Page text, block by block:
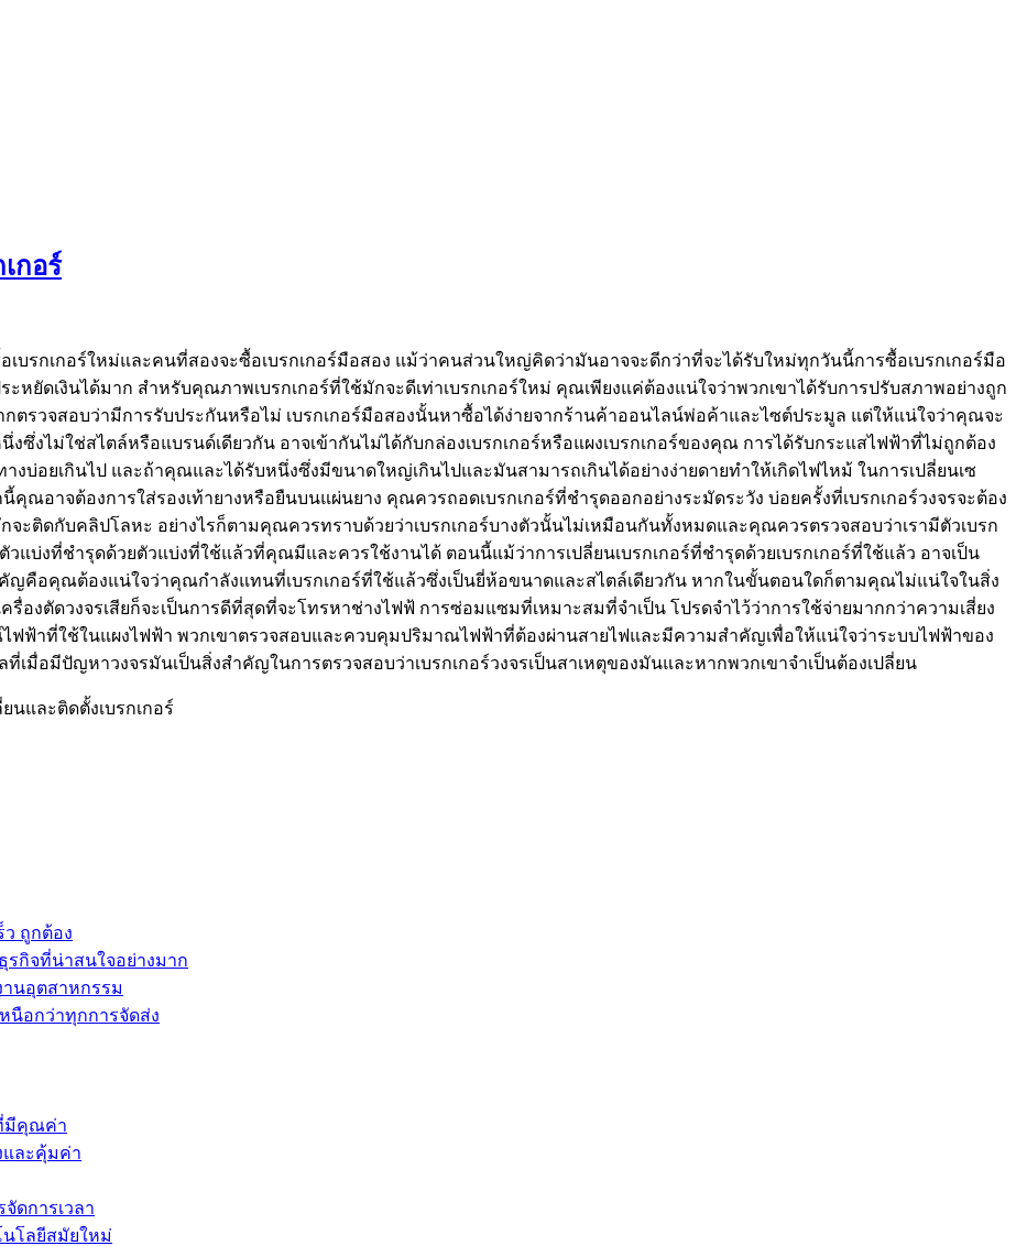
กอร์
เบรกเกอร์ใหม่และคนที่สองจะซื้อเบรกเกอร์มือสอง แม้ว่าคนส่วนใหญ่คิดว่ามันอาจจะดีกว่าที่จะได้รับใหม่ทุกวันนี้การซื้อเบรกเกอร์มือ
ะหยัดเงินได้มาก สำหรับคุณภาพเบรกเกอร์ที่ใช้มักจะดีเท่าเบรกเกอร์ใหม่ คุณเพียงแค่ต้องแน่ใจว่าพวกเขาได้รับการปรับสภาพอย่างถูก
ตรวจสอบว่ามีการรับประกันหรือไม่ เบรกเกอร์มือสองนั้นหาซื้อได้ง่ายจากร้านค้าออนไลน์พ่อค้าและไซต์ประมูล แต่ให้แน่ใจว่าคุณจะ
งไม่ใช่สไตล์หรือแบรนด์เดียวกัน อาจเข้ากันไม่ได้กับกล่องเบรกเกอร์หรือแผงเบรกเกอร์ของคุณ การได้รับกระแสไฟฟ้าที่ไม่ถูกต้อง
งบ่อยเกินไป และถ้าคุณและได้รับหนึ่งซึ่งมีขนาดใหญ่เกินไปและมันสามารถเกินได้อย่างง่ายดายทำให้เกิดไฟไหม้ ในการเปลี่ยนเซ
คุณอาจต้องการใส่รองเท้ายางหรือยืนบนแผ่นยาง คุณควรถอดเบรกเกอร์ที่ชำรุดออกอย่างระมัดระวัง บ่อยครั้งที่เบรกเกอร์วงจรจะต้อง
จะติดกับคลิปโลหะ อย่างไรก็ตามคุณควรทราบด้วยว่าเบรกเกอร์บางตัวนั้นไม่เหมือนกันทั้งหมดและคุณควรตรวจสอบว่าเรามีตัวเบรก
แบ่งที่ชำรุดด้วยตัวแบ่งที่ใช้แล้วที่คุณมีและควรใช้งานได้ ตอนนี้แม้ว่าการเปลี่ยนเบรกเกอร์ที่ชำรุดด้วยเบรกเกอร์ที่ใช้แล้ว อาจเป็น
คัญคือคุณต้องแน่ใจว่าคุณกำลังแทนที่เบรกเกอร์ที่ใช้แล้วซึ่งเป็นยี่ห้อขนาดและสไตล์เดียวกัน หากในขั้นตอนใดก็ตามคุณไม่แน่ใจในสิ่ง
ตัดวงจรเสียก็จะเป็นการดีที่สุดที่จะโทรหาช่างไฟฟ้ การซ่อมแซมที่เหมาะสมที่จำเป็น โปรดจำไว้ว่าการใช้จ่ายมากกว่าความเสี่ยง
ไฟฟ้าที่ใช้ในแผงไฟฟ้า พวกเขาตรวจสอบและควบคุมปริมาณไฟฟ้าที่ต้องผ่านสายไฟและมีความสำคัญเพื่อให้แน่ใจว่าระบบไฟฟ้าของ
เมื่อมีปัญหาวงจรมันเป็นสิ่งสำคัญในการตรวจสอบว่าเบรกเกอร์วงจรเป็นสาเหตุของมันและหากพวกเขาจำเป็นต้องเปลี่ยน
นและติดตั้งเบรกเกอร์
ว ถูกต้อง
รกิจที่น่าสนใจอย่างมาก
นอุตสาหกรรม
หนือกว่าทุกการจัดส่ง
มีคุณค่า
และคุ้มค่า
ดการเวลา
โลยีสมัยใหม่